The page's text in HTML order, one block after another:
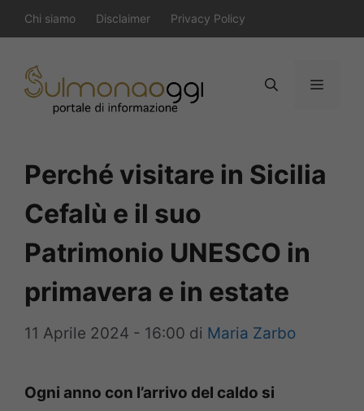
al
contenuto
Chi siamo Disclaimer Privacy Policy
Menu
Perché visitare in Sicilia
Cefalù e il suo
Patrimonio UNESCO in
primavera e in estate
11 Aprile 2024 - 16:00 di Maria Zarbo
Ogni anno con l’arrivo del caldo si